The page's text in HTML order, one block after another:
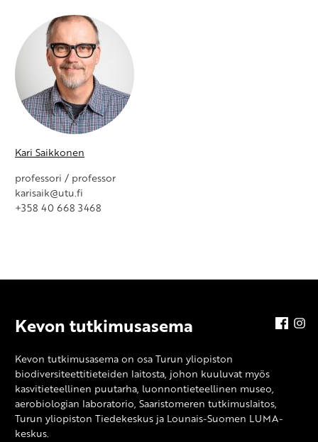
Kari Saikkonen
professori / professor
karisaik@utu.fi
+358 40 668 3468
Kevon tutkimusasema
Kevon tutkimusasema on osa Turun yliopiston
biodiversiteettitieteiden laitosta, johon kuuluvat myös
kasvitieteellinen puutarha, luonnontieteellinen museo,
aerobiologian laboratorio, Saaristomeren tutkimuslaitos,
Turun yliopiston Tiedekeskus ja Lounais-Suomen LUMA-
keskus.